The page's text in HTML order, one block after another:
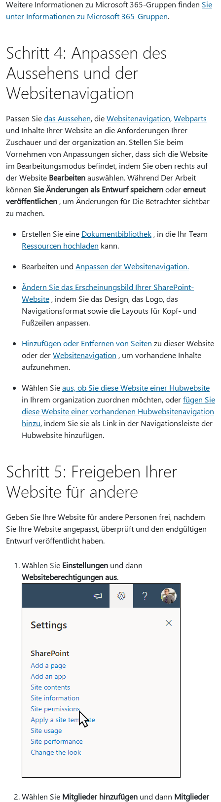
Weitere Informationen zu Microsoft 365-Gruppen finden Sie
unter Informationen zu Microsoft 365-Gruppen.
Schritt 4: Anpassen des
Aussehens und der
Websitenavigation
Passen Siedas Aussehen, dieWebsitenavigation,Webparts
und Inhalte Ihrer Website an die Anforderungen Ihrer
Zuschauer und der organization an. Stellen Sie beim
Vornehmen von Anpassungen sicher, dass sich die Website
im Bearbeitungsmodus befindet, indem Sie oben rechts auf
der Website Bearbeitenauswählen. Während Der Arbeit
können Sie Änderungen als Entwurf speichernodererneut
veröffentlichen , um Änderungen für Die Betrachter sichtbar
zu machen.
Erstellen Sie eine Dokumentbibliothek , in die Ihr Team
Ressourcen hochladen kann.
Bearbeiten undAnpassen der Websitenavigation.
Ändern Sie das Erscheinungsbild Ihrer SharePoint-
Website , indem Sie das Design, das Logo, das
Navigationsformat sowie die Layouts für Kopf- und
Fußzeilen anpassen.
Hinzufügen oder Entfernen von Seiten zu dieser Website
oder derWebsitenavigation , um vorhandene Inhalte
aufzunehmen.
Wählen Sieaus, ob Sie diese Website einer Hubwebsite
in Ihrem organization zuordnen möchten, oderfügen Sie
diese Website einer vorhandenen Hubwebsitenavigation
hinzu, indem Sie sie als Link in der Navigationsleiste der
Hubwebsite hinzufügen.
Schritt 5: Freigeben Ihrer
Website für andere
Geben Sie Ihre Website für andere Personen frei, nachdem
Sie Ihre Website angepasst, überprüft und den endgültigen
Entwurf veröffentlicht haben.
Wählen Sie Einstellungen und dann
Websiteberechtigungen aus.
Wählen Sie Mitglieder hinzufügen und dann Mitglieder